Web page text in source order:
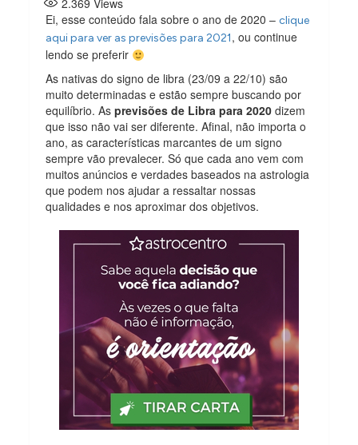
2.369 Views
Ei, esse conteúdo fala sobre o ano de 2020 –clique
aqui para ver as previsões para 2021, ou continue
lendo se preferir
As nativas do signo de libra (23/09 a 22/10) são
muito determinadas e estão sempre buscando por
equilíbrio. Asprevisões de Libra para 2020 dizem
que isso não vai ser diferente. Afinal, não importa o
ano, as características marcantes de um signo
sempre vão prevalecer. Só que cada ano vem com
muitos anúncios e verdades baseados na astrologia
que podem nos ajudar a ressaltar nossas
qualidades e nos aproximar dos objetivos.